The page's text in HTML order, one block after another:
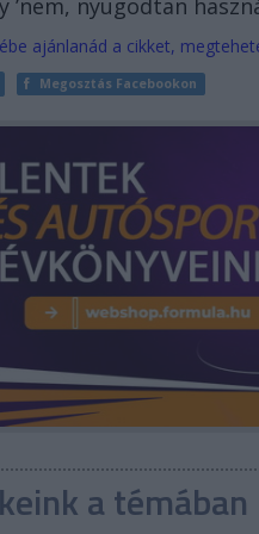
nyugodtan
ajánlanád a cikket,
Megosztás Facebookon
a témában